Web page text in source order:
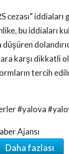
cezası” iddiaları
bu iddiaları
karşı dikkatli
tercih
#yalova
Ajansı
Daha fazlası